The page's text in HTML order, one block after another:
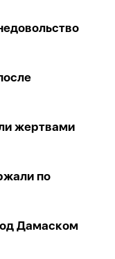
жертвами
по
Дамаском